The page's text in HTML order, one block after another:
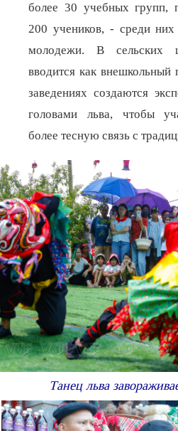
более 30 учебных групп,
200 учеников, - среди них
молодежи. В сельских
вводится как внешкольный
заведениях создаются
головами льва, чтобы
более тесную связь с
Танец льва